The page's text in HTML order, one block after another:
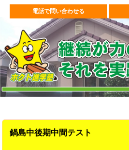
電話で問い合わせる
鍋島中後期中間テスト